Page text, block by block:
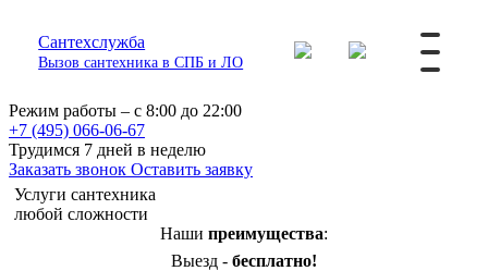
Сантехслужба
Вызов сантехника в СПБ и ЛО
Режим работы – с 8:00 до 22:00
+7 (495) 066-06-67
Трудимся 7 дней в неделю
Заказать звонок Оставить заявку
Услуги сантехника
любой сложности
Наши преимущества:
Выезд - бесплатно!